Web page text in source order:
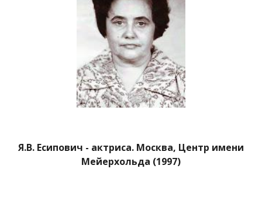
Я.В. Есипович - актриса. Москва, Центр имени
Мейерхольда (1997)